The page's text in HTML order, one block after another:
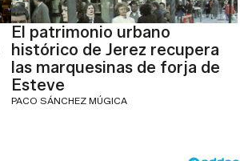
El patrimonio urbano
histórico de Jerez recupera
las marquesinas de forja de
Esteve
PACO SÁNCHEZ MÚGICA